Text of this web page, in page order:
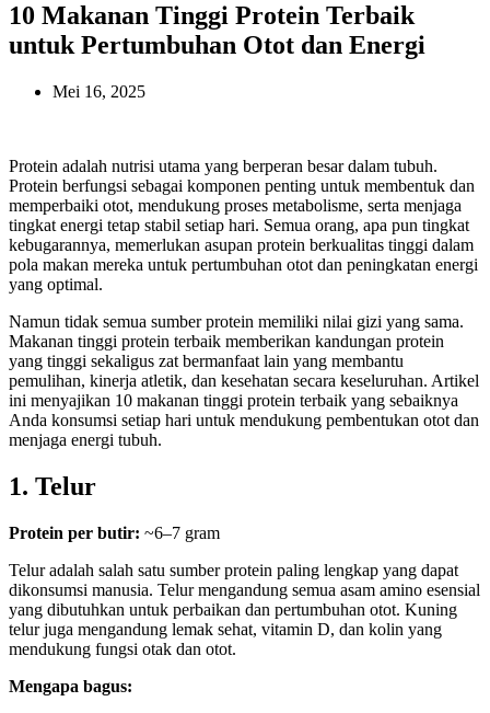
10 Makanan Tinggi Protein Terbaik
untuk Pertumbuhan Otot dan Energi
Mei 16, 2025
Protein adalah nutrisi utama yang berperan besar dalam tubuh.
Protein berfungsi sebagai komponen penting untuk membentuk dan
memperbaiki otot, mendukung proses metabolisme, serta menjaga
tingkat energi tetap stabil setiap hari. Semua orang, apa pun tingkat
kebugarannya, memerlukan asupan protein berkualitas tinggi dalam
pola makan mereka untuk pertumbuhan otot dan peningkatan energi
yang optimal.
Namun tidak semua sumber protein memiliki nilai gizi yang sama.
Makanan tinggi protein terbaik memberikan kandungan protein
yang tinggi sekaligus zat bermanfaat lain yang membantu
pemulihan, kinerja atletik, dan kesehatan secara keseluruhan. Artikel
ini menyajikan 10 makanan tinggi protein terbaik yang sebaiknya
Anda konsumsi setiap hari untuk mendukung pembentukan otot dan
menjaga energi tubuh.
1. Telur
Protein per butir: ~6–7 gram
Telur adalah salah satu sumber protein paling lengkap yang dapat
dikonsumsi manusia. Telur mengandung semua asam amino esensial
yang dibutuhkan untuk perbaikan dan pertumbuhan otot. Kuning
telur juga mengandung lemak sehat, vitamin D, dan kolin yang
mendukung fungsi otak dan otot.
Mengapa bagus: